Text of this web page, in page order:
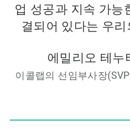
업 성공과 지속 가능
결되어 있다는 우
에밀리오 테
이콜랩의 선임부사장